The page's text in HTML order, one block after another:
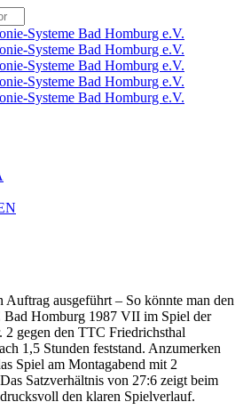
Auftrag ausgeführt – So könnte man den
Homburg 1987 VII im Spiel der
2 gegen den TTC Friedrichsthal
1,5 Stunden feststand. Anzumerken
Spiel am Montagabend mit 2
Satzverhältnis von 27:6 zeigt beim
den klaren Spielverlauf.